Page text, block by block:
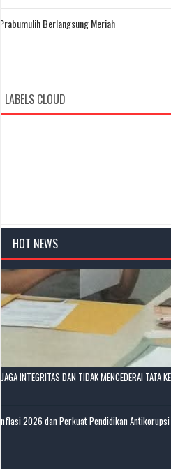
Berlangsung Meriah
LABELS CLOUD
HOT NEWS
INTEGRITAS DAN TIDAK MENCEDERAI TATA
2026 dan Perkuat Pendidikan